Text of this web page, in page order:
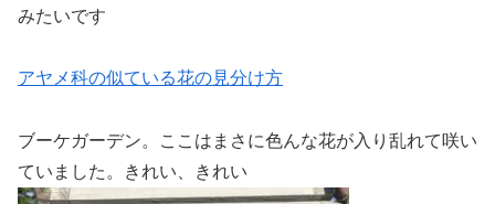
みたいです
アヤメ科の似ている花の見分け方
ブーケガーデン。ここはまさに色んな花が入り乱れて咲い
ていました。きれい、きれい